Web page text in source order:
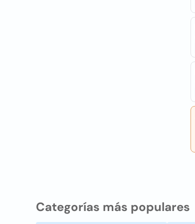
Categorías más populares